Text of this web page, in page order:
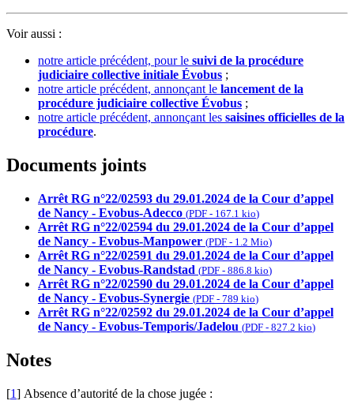
Voir aussi :
notre article précédent, pour le suivi de la procédure
judiciaire collective initiale Évobus ;
notre article précédent, annonçant le lancement de la
procédure judiciaire collective Évobus ;
notre article précédent, annonçant les saisines officielles de la
procédure.
Documents joints
Arrêt RG n°22/02593 du 29.01.2024 de la Cour d’appel
de Nancy - Evobus-Adecco (PDF - 167.1 kio)
Arrêt RG n°22/02594 du 29.01.2024 de la Cour d’appel
de Nancy - Evobus-Manpower (PDF - 1.2 Mio)
Arrêt RG n°22/02591 du 29.01.2024 de la Cour d’appel
de Nancy - Evobus-Randstad (PDF - 886.8 kio)
Arrêt RG n°22/02590 du 29.01.2024 de la Cour d’appel
de Nancy - Evobus-Synergie (PDF - 789 kio)
Arrêt RG n°22/02592 du 29.01.2024 de la Cour d’appel
de Nancy - Evobus-Temporis/Jadelou (PDF - 827.2 kio)
Notes
[1] Absence d’autorité de la chose jugée :